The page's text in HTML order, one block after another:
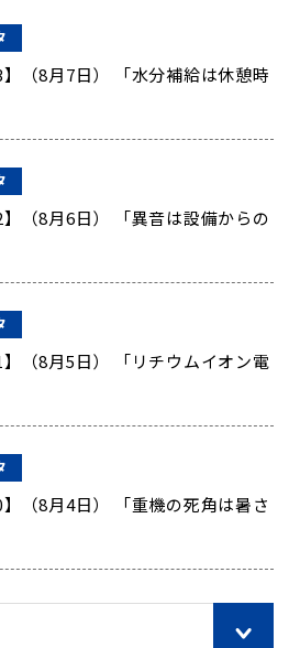
】（8月7日） 「水分補給は休憩時
】（8月6日） 「異音は設備からの
】（8月5日） 「リチウムイオン電
】（8月4日） 「重機の死角は暑さ